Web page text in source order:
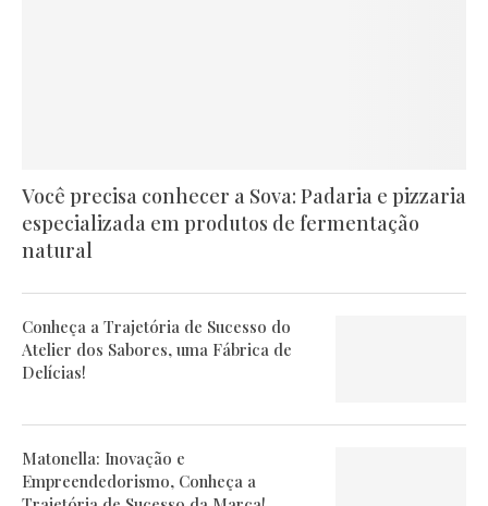
Você precisa conhecer a Sova: Padaria e pizzaria
especializada em produtos de fermentação
natural
Conheça a Trajetória de Sucesso do
Atelier dos Sabores, uma Fábrica de
Delícias!
Matonella: Inovação e
Empreendedorismo, Conheça a